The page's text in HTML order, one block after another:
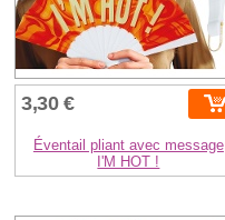
3,30 €
Éventail pliant avec message
I'M HOT !